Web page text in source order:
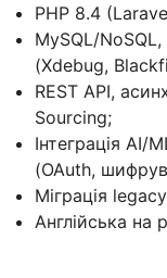
PHP 8.4
MySQL/
(Xdebug,
REST API,
Sourcing;
Інтеграція AI/
(OAuth,
Міграція
Англійська на